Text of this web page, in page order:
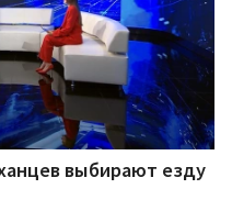
выбирают езду